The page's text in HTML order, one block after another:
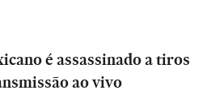
é assassinado a tiros
ao vivo